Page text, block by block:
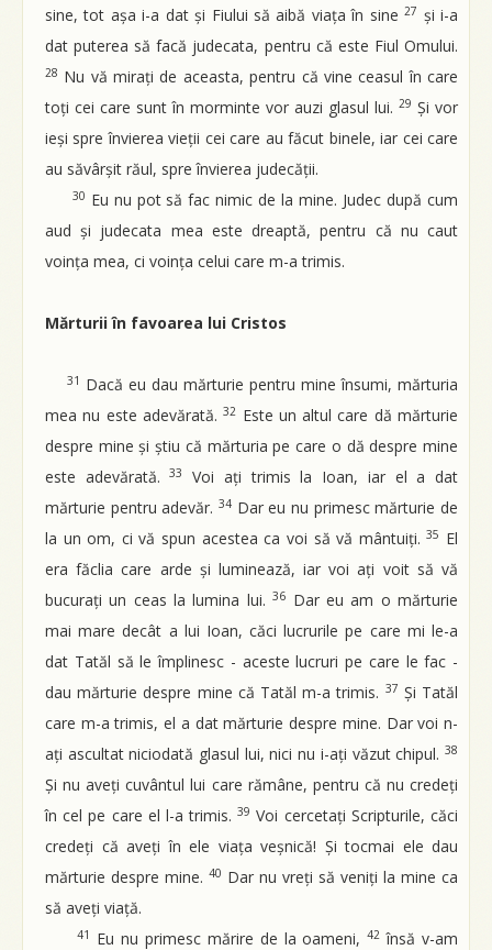
sine, tot așa i-a dat și Fiului să aibă viața în sine27 și i-a
dat puterea să facă judecata, pentru că este Fiul Omului.
28 Nu vă mirați de aceasta, pentru că vine ceasul în care
toți cei care sunt în morminte vor auzi glasul lui. 29 Și vor
ieși spre învierea vieții cei care au făcut binele, iar cei care
au săvârșit răul, spre învierea judecății.
30 Eu nu pot să fac nimic de la mine. Judec după cum
aud și judecata mea este dreaptă, pentru că nu caut
voința mea, ci voința celui care m-a trimis.
Mărturii în favoarea lui Cristos
31 Dacă eu dau mărturie pentru mine însumi, mărturia
mea nu este adevărată.32 Este un altul care dă mărturie
despre mine și știu că mărturia pe care o dă despre mine
este adevărată.33
Voi ați trimis la Ioan, iar el a dat
mărturie pentru adevăr. 34 Dar eu nu primesc mărturie de
la un om, ci vă spun acestea ca voi să vă mântuiți.35 El
era făclia care arde și luminează, iar voi ați voit să vă
bucurați un ceas la lumina lui.36 Dar eu am o mărturie
mai mare decât a lui Ioan, căci lucrurile pe care mi le-a
dat Tatăl să le împlinesc - aceste lucruri pe care le fac -
dau mărturie despre mine că Tatăl m-a trimis. 37 Și Tatăl
care m-a trimis, el a dat mărturie despre mine. Dar voi n-
ați ascultat niciodată glasul lui, nici nu i-ați văzut chipul. 38
Și nu aveți cuvântul lui care rămâne, pentru că nu credeți
în cel pe care el l-a trimis.39 Voi cercetați Scripturile, căci
credeți că aveți în ele viața veșnică! Și tocmai ele dau
mărturie despre mine. 40 Dar nu vreți să veniți la mine ca
să aveți viață.
41 Eu nu primesc mărire de la oameni,42 însă v-am